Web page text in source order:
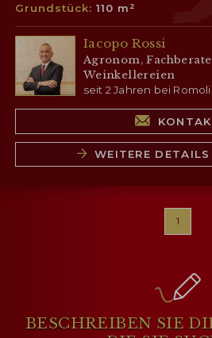
Grundstück:110 m²
Iacopo Rossi
Agronom,
Weinkellereien
seit 2 Jahren bei
WEITERE
1
BESCHREIBEN SIE